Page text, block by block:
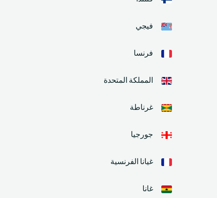
فيجي
فرنسا
المملكة المتحدة
غرناطة
جورجيا
غيانا الفرنسية
غانا